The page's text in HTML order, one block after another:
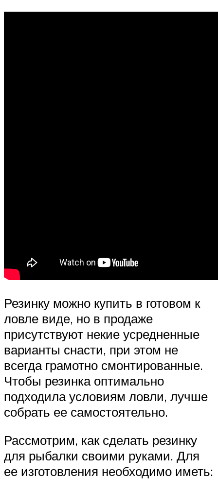
Резинку можно купить в готовом к
ловле виде, но в продаже
присутствуют некие усредненные
варианты снасти, при этом не
всегда грамотно смонтированные.
Чтобы резинка оптимально
подходила условиям ловли, лучше
собрать ее самостоятельно.
Рассмотрим, как сделать резинку
для рыбалки своими руками. Для
ее изготовления необходимо иметь: